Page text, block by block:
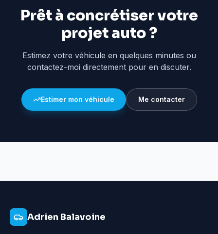
Prêt à concrétiser votre
projet auto ?
Estimez votre véhicule en quelques minutes ou
contactez-moi directement pour en discuter.
Estimer mon véhicule Me contacter
Adrien Balavoine